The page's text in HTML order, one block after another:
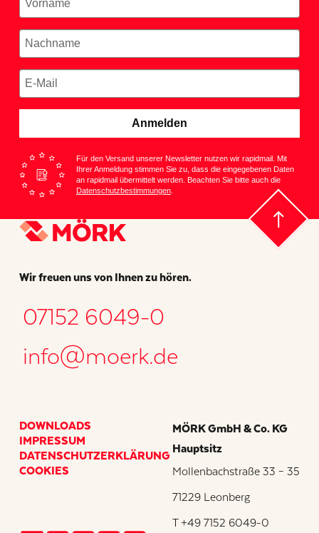
Anmelden
Für den Versand unserer Newsletter nutzen wir rapidmail. Mit
Ihrer Anmeldung stimmen Sie zu, dass die eingegebenen Daten
an rapidmail übermittelt werden. Beachten Sie bitte auch die
Datenschutzbestimmungen.
Wir freuen uns von Ihnen zu hören.
07152 6049-0
info@moerk.de
DOWNLOADS
IMPRESSUM
DATENSCHUTZERKLÄRUNG
COOKIES
MÖRK GmbH & Co. KG
Hauptsitz
Mollenbachstraße 33 – 35
71229 Leonberg
T +49 7152 6049-0